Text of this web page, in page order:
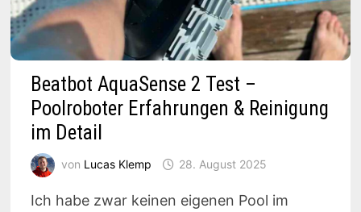
Beatbot AquaSense 2 Test –
Poolroboter Erfahrungen & Reinigung
im Detail
von Lucas Klemp 28. August 2025
Ich habe zwar keinen eigenen Pool im